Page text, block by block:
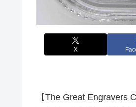
X
【The Great Engravers